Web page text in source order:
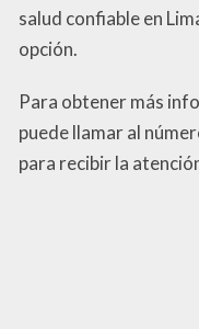
salud confiable en
opción.
Para obtener más
puede llamar al
para recibir la